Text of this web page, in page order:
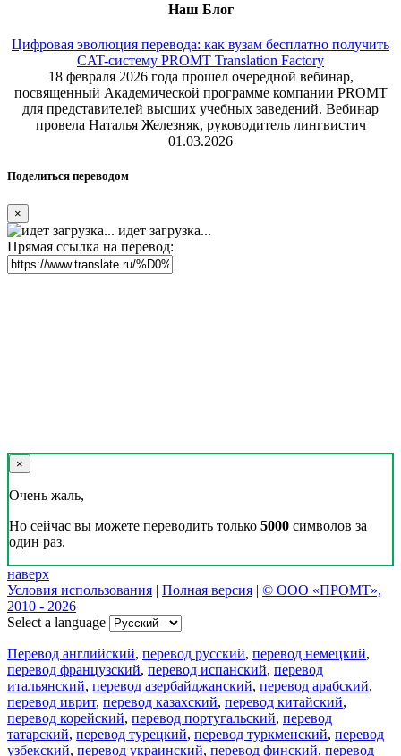
Наш Блог
Цифровая эволюция перевода: как вузам бесплатно получить
CAT-систему PROMT Translation Factory
18 февраля 2026 года прошел очередной вебинар,
посвященный Академической программе компании PROMT
для представителей высших учебных заведений. Вебинар
провела Наталья Железняк, руководитель лингвистич
01.03.2026
Поделиться переводом
×
идет загрузка...
Прямая ссылка на перевод:
×
Очень жаль,
Но сейчас вы можете переводить только 5000 символов за
один раз.
наверх
Условия использования | Полная версия | © ООО «ПРОМТ»,
2010 - 2026
Select a language
Перевод английский, перевод русский, перевод немецкий,
перевод французский, перевод испанский, перевод
итальянский, перевод азербайджанский, перевод арабский,
перевод иврит, перевод казахский, перевод китайский,
перевод корейский, перевод португальский, перевод
татарский, перевод турецкий, перевод туркменский, перевод
узбекский, перевод украинский, перевод финский, перевод